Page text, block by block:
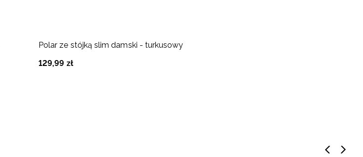
Polar ze stójką slim damski - turkusowy
129,99 zł